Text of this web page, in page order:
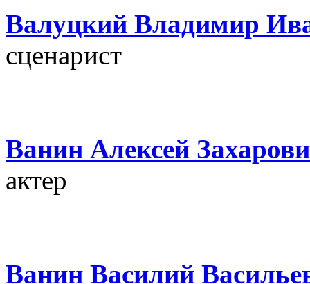
Валуцкий Владимир
сценарист
Ванин Алексей
актер
Ванин Василий